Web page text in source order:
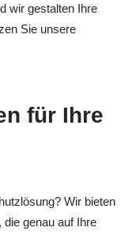
wir gestalten Ihre
Sie unsere
für Ihre
Wir bieten
die genau auf Ihre